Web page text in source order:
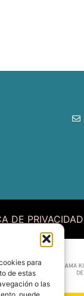
para
de estas
o las
DE PRIVACIDAD